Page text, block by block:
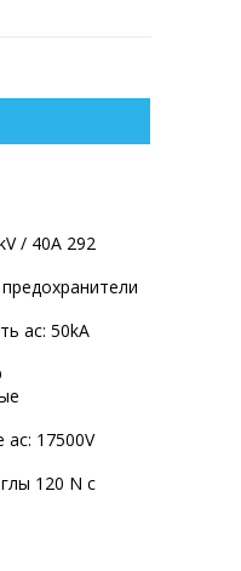
/ 40A 292
ac: 50kA
ac: 17500V
120 N с